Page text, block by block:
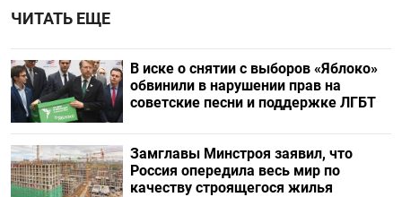
ЧИТАТЬ ЕЩЕ
В иске о снятии с выборов «Яблоко»
обвинили в нарушении прав на
советские песни и поддержке ЛГБТ
Замглавы Минстроя заявил, что
Россия опередила весь мир по
качеству строящегося жилья